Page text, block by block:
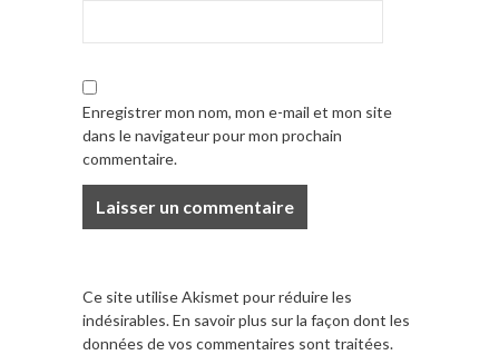
Enregistrer mon nom, mon e-mail et mon site
dans le navigateur pour mon prochain
commentaire.
Ce site utilise Akismet pour réduire les
indésirables.En savoir plus sur la façon dont les
données de vos commentaires sont traitées.